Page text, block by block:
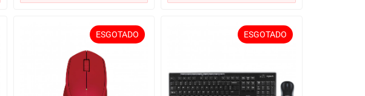
ESGOTADO ESGOTADO